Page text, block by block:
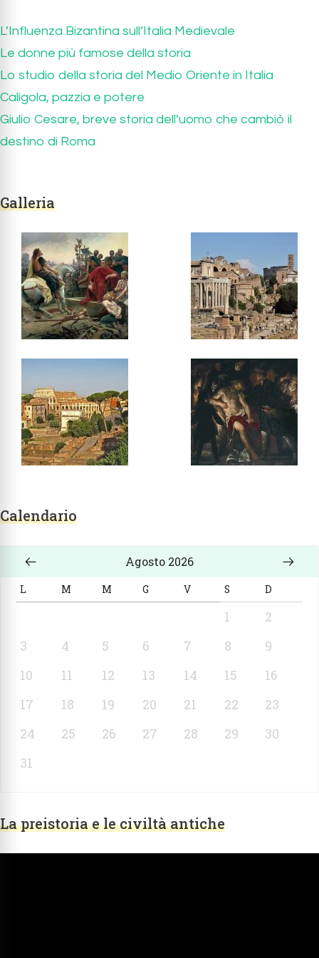
L’Influenza Bizantina sull’Italia Medievale
Le donne più famose della storia
Lo studio della storia del Medio Oriente in Italia
Caligola, pazzia e potere
Giulio Cesare, breve storia dell’uomo che cambiò il
destino di Roma
Galleria
Calendario
Agosto 2026
L M M G V S D
1
2
3
4 5 6 7 8
9
10
11 12 13 14 15
16
17
18 19 20 21 22
23
24
25 26 27 28 29
30
31
La preistoria e le civiltà antiche